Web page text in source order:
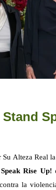
Stand
Alteza Real
Rise Up!
la